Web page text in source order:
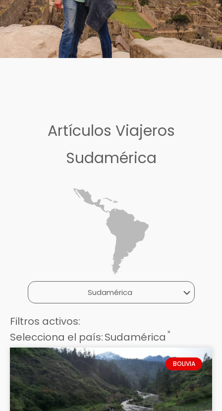
Artículos Viajeros
Sudamérica
Filtros activos:
Selecciona el país:Sudamérica ×
BOLIVIA